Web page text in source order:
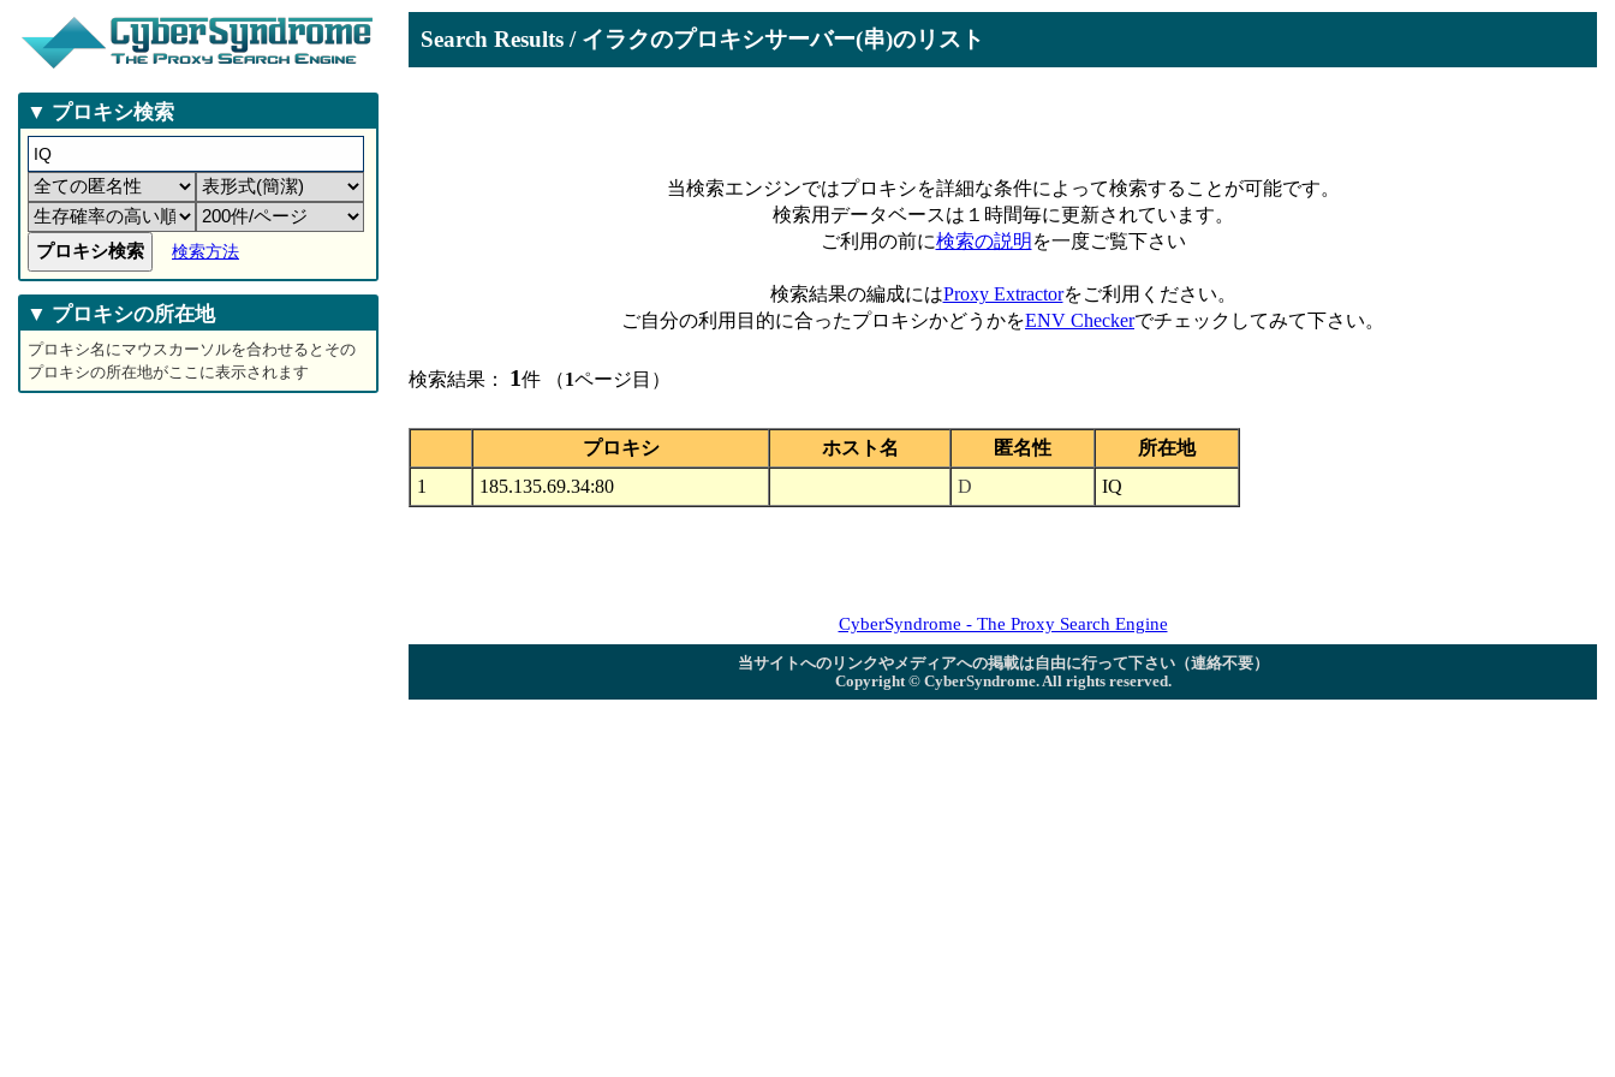
▼ プロキシ検索
検索方法
▼ プロキシの所在地
プロキシ名にマウスカーソルを合わせるとその
プロキシの所在地がここに表示されます
Search Results / イラクのプロキシサーバー(串)のリスト
当検索エンジンではプロキシを詳細な条件によって検索することが可能です。
検索用データベースは１時間毎に更新されています。
ご利用の前に検索の説明 を一度ご覧下さい
検索結果の編成にはProxy Extractorをご利用ください。
ご自分の利用目的に合ったプロキシかどうかをENV Checkerでチェックしてみて下さい。
検索結果： 1件 （1ページ目）
プロキシ ホスト名 匿名性
所在地
1
185.135.69.34:80 D IQ
CyberSyndrome - The Proxy Search Engine
当サイトへのリンクやメディアへの掲載は自由に行って下さい（連絡不要）
Copyright ©CyberSyndrome. All rights reserved.